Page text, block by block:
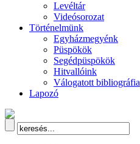
Levéltár
Videósorozat
Történelmünk
Egyházmegyénk
Püspökök
Segédpüspökök
Hitvallóink
Válogatott bibliográfia
Lapozó